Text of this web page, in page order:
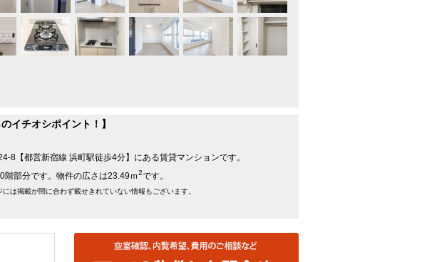
イチオシポイント！】
8【都営新宿線 浜町駅徒歩4分】にある賃貸マンションです。
部分です。物件の広さは23.49ｍ2です。
は掲載が間に合わず載せきれていない情報もございます。